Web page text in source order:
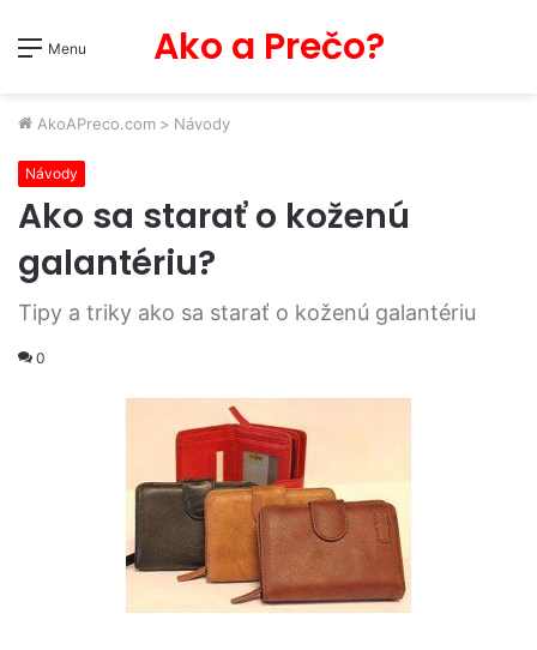
Menu Ako a Prečo?
AkoAPreco.com > Návody
Návody
Ako sa starať o koženú
galantériu?
Tipy a triky ako sa starať o koženú galantériu
0